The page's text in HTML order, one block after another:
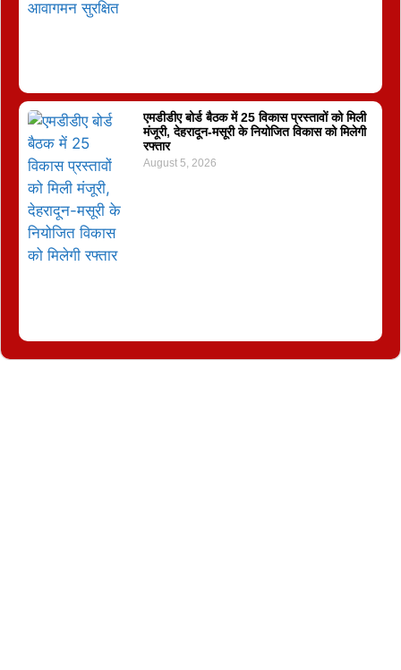
एमडीडीए बोर्ड बैठक में 25 विकास प्रस्तावों को मिली
मंजूरी, देहरादून-मसूरी के नियोजित विकास को मिलेगी
रफ्तार
August 5, 2026